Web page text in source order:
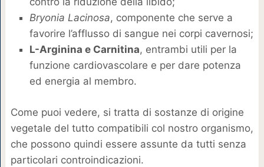
Bryonia Lacinosa, componente che serve a
favorire l’afflusso di sangue nei corpi cavernosi;
L-Arginina e Carnitina, entrambi utili per la
funzione cardiovascolare e per dare potenza
ed energia al membro.
Come puoi vedere, si tratta di sostanze di origine
vegetale del tutto compatibili col nostro organismo,
che possono quindi essere assunte da tutti senza
particolari controindicazioni.